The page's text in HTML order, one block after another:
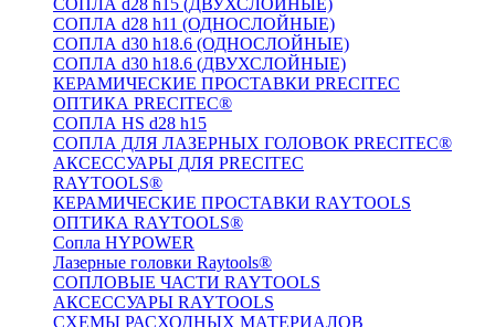
СОПЛА d28 h11 (ОДНОСЛОЙНЫЕ)
СОПЛА d30 h18.6 (ОДНОСЛОЙНЫЕ)
СОПЛА d30 h18.6 (ДВУХСЛОЙНЫЕ)
КЕРАМИЧЕСКИЕ ПРОСТАВКИ PRECITEC
ОПТИКА PRECITEC®
СОПЛА HS d28 h15
СОПЛА ДЛЯ ЛАЗЕРНЫХ ГОЛОВОК PRECITEC®
АКСЕССУАРЫ ДЛЯ PRECITEC
RAYTOOLS®
КЕРАМИЧЕСКИЕ ПРОСТАВКИ RAYTOOLS
ОПТИКА RAYTOOLS®
Сопла HYPOWER
Лазерные головки Raytools®
СОПЛОВЫЕ ЧАСТИ RAYTOOLS
АКСЕССУАРЫ RAYTOOLS
СХЕМЫ РАСХОДНЫХ МАТЕРИАЛОВ